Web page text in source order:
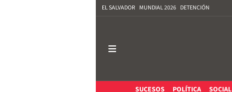
EL SALVADOR MUNDIAL 2026 DETENCIÓN
SUCESOS
POLÍTICA SOCIAL